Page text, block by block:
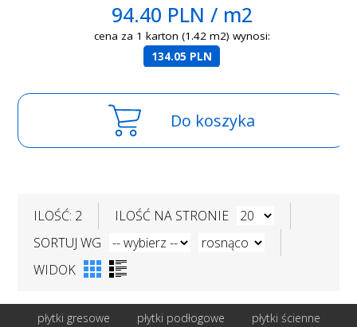
94.40 PLN / m2
cena za 1 karton (1.42 m2) wynosi:
134.05 PLN
Do koszyka
ILOŚĆ: 2
ILOŚĆ NA STRONIE
SORTUJ WG
WIDOK
płytki gresowe płytki podłogowe
płytki ścienne